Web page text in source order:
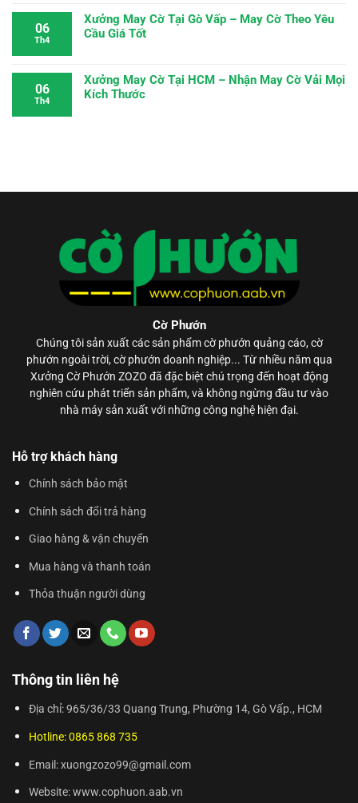
06
Th4
Xưởng May Cờ Tại Gò Vấp – May Cờ Theo Yêu
Cầu Giá Tốt
06
Th4
Xưởng May Cờ Tại HCM – Nhận May Cờ Vải Mọi
Kích Thước
Cờ Phướn
Chúng tôi sản xuất các sản phẩmcờ phướn quảng cáo, cờ
phướn ngoài trời, cờ phướn doanh nghiệp... Từ nhiều năm qua
Xưởng Cờ Phướn ZOZO đã đặc biệt chú trọng đến hoạt động
nghiên cứu phát triển sản phẩm, và không ngừng đầu tư vào
nhà máy sản xuất với những công nghệ hiện đại.
Hỗ trợ khách hàng
Chính sách bảo mật
Chính sách đổi trả hàng
Giao hàng & vận chuyển
Mua hàng và thanh toán
Thỏa thuận người dùng
Thông tin liên hệ
Địa chỉ: 965/36/33 Quang Trung, Phường 14, Gò Vấp., HCM
Hotline: 0865 868 735
Email: xuongzozo99@gmail.com
Website: www.cophuon.aab.vn